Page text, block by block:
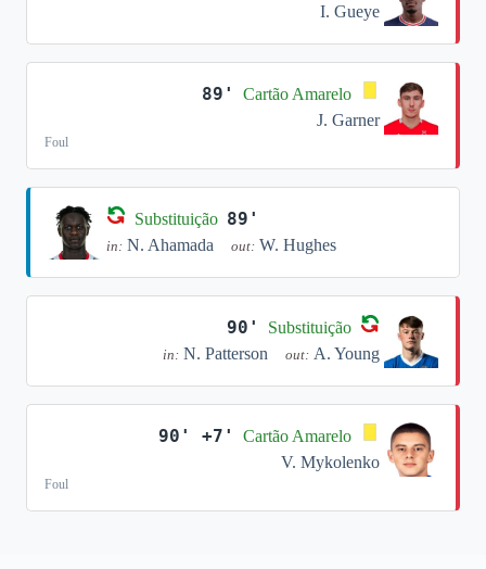
I. Gueye
89'
Cartão Amarelo
J. Garner
Foul
Substituição 89'
in: N. Ahamada out: W. Hughes
90' Substituição
in: N. Patterson out: A. Young
90' +7'
Cartão Amarelo
V. Mykolenko
Foul